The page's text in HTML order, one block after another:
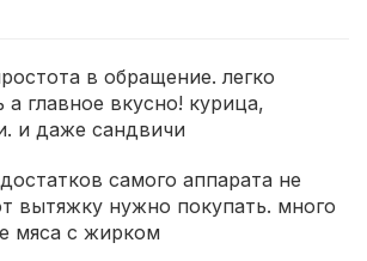
в обращение. легко
главное вкусно! курица,
и даже сандвичи
самого аппарата не
вытяжку нужно покупать. много
мяса с жирком